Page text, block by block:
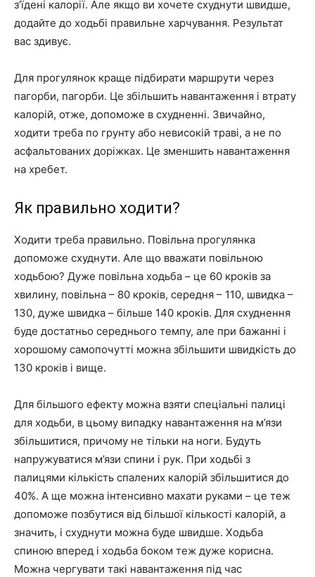
з’їдені калорії. Але якщо ви хочете схуднути швидше,
додайте до ходьбі правильне харчування. Результат
вас здивує.
Для прогулянок краще підбирати маршрути через
пагорби, пагорби. Це збільшить навантаження і втрату
калорій, отже, допоможе в схудненні. Звичайно,
ходити треба по грунту або невисокій траві, а не по
асфальтованих доріжках. Це зменшить навантаження
на хребет.
Як правильно ходити?
Ходити треба правильно. Повільна прогулянка
допоможе схуднути. Але що вважати повільною
ходьбою? Дуже повільна ходьба – це 60 кроків за
хвилину, повільна – 80 кроків, середня – 110, швидка –
130, дуже швидка – більше 140 кроків. Для схуднення
буде достатньо середнього темпу, але при бажанні і
хорошому самопочутті можна збільшити швидкість до
130 кроків і вище.
Для більшого ефекту можна взяти спеціальні палиці
для ходьби, в цьому випадку навантаження на м’язи
збільшитися, причому не тільки на ноги. Будуть
напружуватися м’язи спини і рук. При ходьбі з
палицями кількість спалених калорій збільшитися до
40%. А ще можна інтенсивно махати руками – це теж
допоможе позбутися від більшої кількості калорій, а
значить, і схуднути можна буде швидше. Ходьба
спиною вперед і ходьба боком теж дуже корисна.
Можна чергувати такі навантаження під час